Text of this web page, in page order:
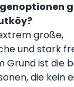
große,
und stark
Grund ist die
die kein